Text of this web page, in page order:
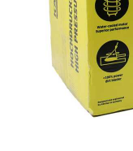
Yard Force
Zanon
Zephir